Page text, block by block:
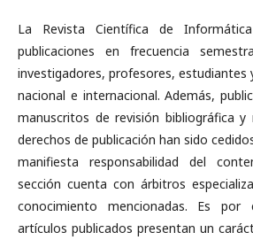
La Revista Científica de Informática
publicaciones en frecuencia
investigadores, profesores, estudiantes
nacional e internacional. Además,
manuscritos de revisión bibliográfica
derechos de publicación han sido
manifiesta responsabilidad del
sección cuenta con árbitros
conocimiento mencionadas. Es
artículos publicados presentan un